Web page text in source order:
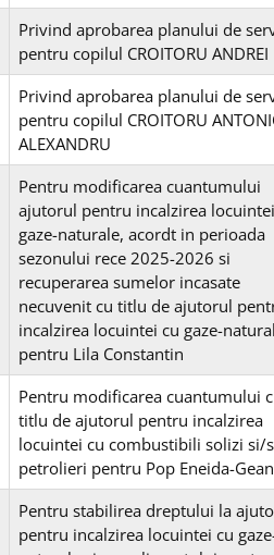
Privind aprobarea planului de
pentru copilul CROITORU ANDREI
Privind aprobarea planului de
pentru copilul CROITORU
ALEXANDRU
Pentru modificarea cuantumului
ajutorul pentru incalzirea
gaze-naturale, acordt in perioada
sezonului rece 2025-2026 si
recuperarea sumelor incasate
necuvenit cu titlu de ajutorul
incalzirea locuintei cu gaze-
pentru Lila Constantin
Pentru modificarea cuantumului
titlu de ajutorul pentru incalzirea
locuintei cu combustibili solizi si/
petrolieri pentru Pop Eneida-
Pentru stabilirea dreptului la
pentru incalzirea locuintei cu